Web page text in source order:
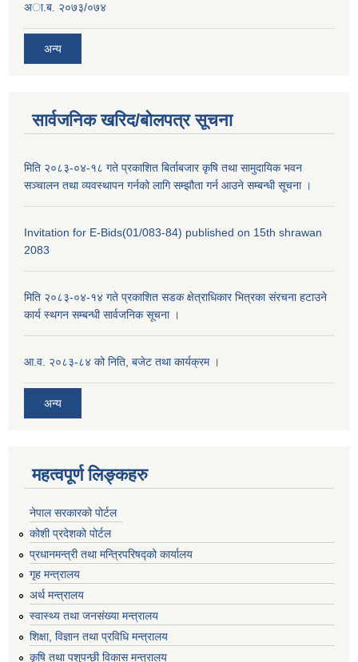
अा.ब. २०७३/०७४
अन्य
सार्वजनिक खरिद/बोलपत्र सूचना
मिति २०८३-०४-१८ गते प्रकाशित बिर्ताबजार कृषि तथा सामुदायिक भवन
सञ्चालन तथा व्यवस्थापन गर्नको लागि सम्झौता गर्न आउने सम्बन्धी सूचना ।
Invitation for E-Bids(01/083-84) published on 15th shrawan
2083
मिति २०८३-०४-१४ गते प्रकाशित सडक क्षेत्राधिकार भित्रका संरचना हटाउने
कार्य स्थगन सम्बन्धी सार्वजनिक सूचना ।
आ.व. २०८३-८४ को निति, बजेट तथा कार्यक्रम ।
अन्य
महत्वपूर्ण लिङ्कहरु
नेपाल सरकारको पोर्टल
कोशी प्रदेशको पोर्टल
प्रधानमन्‍त्री तथा मन्‍त्रिपरिषद्को कार्यालय
गृह मन्‍त्रालय
अर्थ मन्त्रालय
स्वास्थ्य तथा जनसंख्या मन्त्रालय
शिक्षा, विज्ञान तथा प्रविधि मन्त्रालय
कृषि तथा पशुपन्छी विकास मन्त्रालय